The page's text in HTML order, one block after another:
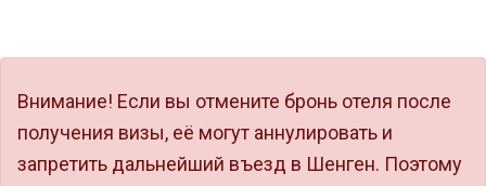
Внимание! Если вы отмените бронь отеля после
получения визы, её могут аннулировать и
запретить дальнейший въезд в Шенген. Поэтому